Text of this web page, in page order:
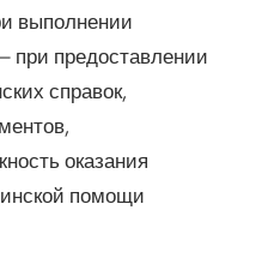
выполнении
при предоставлении
справок,
оказания
помощи